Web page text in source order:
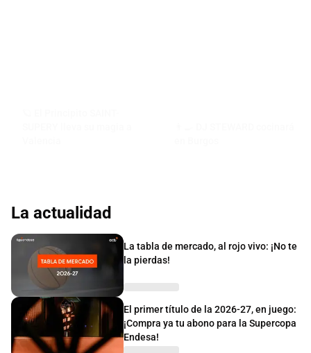
La actualidad
La tabla de mercado, al rojo vivo: ¡No te
la pierdas!
El primer título de la 2026-27, en juego:
¡Compra ya tu abono para la Supercopa
Endesa!